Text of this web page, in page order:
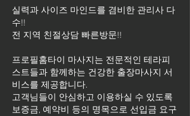
실력과 사이즈 마인드를 겸비한 관리사 다
수!!
전 지역 친절상담 빠른방문!!
프로필홈타이 마사지는 전문적인 테라피
스트들과 함께하는 건강한 출장마사지 서
비스를 제공합니다.
고객님들이 안심하고 이용하실 수 있도록
보증금, 예약비 등의 명목으로 선입금 요구